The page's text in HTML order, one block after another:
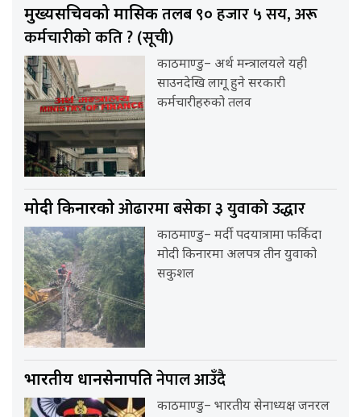
मुख्यसचिवको मासिकतलब ९० हजार ५ सय, अरू
कर्मचारीको कति ? (सूची)
काठमाण्डु– अर्थ मन्त्रालयले यही
साउनदेखि लागू हुने सरकारी
कर्मचारीहरुको तलव
मोदी किनारकाेओढारमा बसेका ३ युवाको उद्धार
काठमाण्डु– मर्दी पदयात्रामा फर्किदा
मोदी किनारमा अलपत्र तीन युवाको
सकुशल
भारतीय प्रधानसेनापतिनेपाल आउँदै
काठमाण्डु– भारतीय सेनाध्यक्ष जनरल